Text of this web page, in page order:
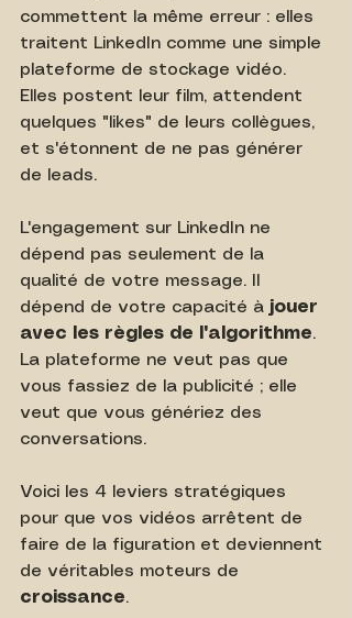
commettent la même erreur : elles
traitent LinkedIn comme une simple
plateforme de stockage vidéo.
Elles postent leur film, attendent
quelques "likes" de leurs collègues,
et s'étonnent de ne pas générer
de leads.
L'engagement sur LinkedIn ne
dépend pas seulement de la
qualité de votre message. Il
dépend de votre capacité à jouer
avec les règles de l'algorithme.
La plateforme ne veut pas que
vous fassiez de la publicité ; elle
veut que vous génériez des
conversations.
Voici les 4 leviers stratégiques
pour que vos vidéos arrêtent de
faire de la figuration et deviennent
de véritables moteurs de
croissance.